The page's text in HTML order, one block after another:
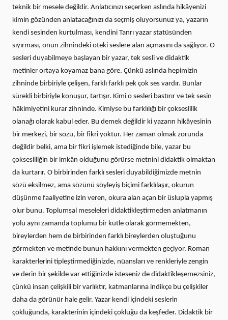
teknik bir mesele değildir. Anlatıcınızı seçerken aslında hikâyenizi
kimin gözünden anlatacağınızı da seçmiş oluyorsunuz ya, yazarın
kendi sesinden kurtulması, kendini Tanrı yazar statüsünden
sıyırması, onun zihnindeki öteki seslere alan açmasını da sağlıyor. O
sesleri duyabilmeye başlayan bir yazar, tek sesli ve didaktik
metinler ortaya koyamaz bana göre. Çünkü aslında hepimizin
zihninde birbiriyle çelişen, farklı farklı pek çok ses vardır. Bunlar
sürekli birbiriyle konuşur, tartışır. Kimi o sesleri bastırır ve tek sesin
hâkimiyetini kurar zihninde. Kimiyse bu farklılığı bir çokseslilik
olanağı olarak kabul eder. Bu demek değildir ki yazarın hikâyesinin
bir merkezi, bir sözü, bir fikri yoktur. Her zaman olmak zorunda
değildir belki, ama bir fikri işlemek istediğinde bile, yazar bu
çoksesliliğin bir imkân olduğunu görürse metnini didaktik olmaktan
da kurtarır. O birbirinden farklı sesleri duyabildiğimizde metnin
sözü eksilmez, ama sözünü söyleyiş biçimi farklılaşır, okurun
düşünme faaliyetine izin veren, okura alan açan bir üslupla yapmış
olur bunu. Toplumsal meseleleri didaktikleştirmeden anlatmanın
yolu aynı zamanda toplumu bir kütle olarak görmemekten,
bireylerden hem de birbirinden farklı bireylerden oluştuğunu
görmekten ve metinde bunun hakkını vermekten geçiyor. Roman
karakterlerini tipleştirmediğinizde, nüansları ve renkleriyle zengin
ve derin bir şekilde var ettiğinizde isteseniz de didaktikleşemezsiniz,
çünkü insan çelişkili bir varlıktır, katmanlarına indikçe bu çelişkiler
daha da görünür hale gelir. Yazar kendi içindeki seslerin
çokluğunda, karakterinin içindeki çokluğu da keşfeder. Didaktik bir